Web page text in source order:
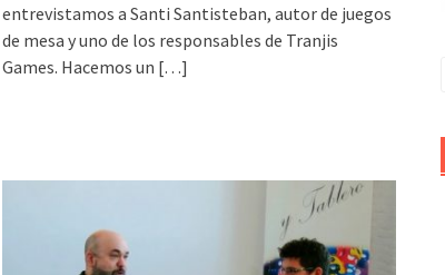
entrevistamos a Santi Santisteban, autor de juegos
de mesa y uno de los responsables de Tranjis
Games. Hacemos un […]